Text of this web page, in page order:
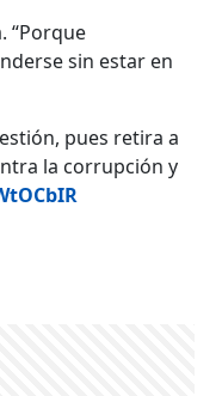
“Porque
sin estar en
pues retira a
la corrupción y